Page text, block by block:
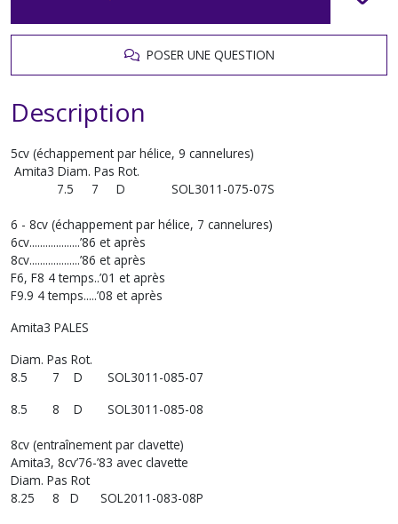
POSER UNE QUESTION
Description
5cv (échappement par hélice, 9 cannelures)
Amita3 Diam. Pas Rot.
7.5 7 D SOL3011-075-07S
6 - 8cv (échappement par hélice, 7 cannelures)
6cv...................’86 et après
8cv...................’86 et après
F6, F8 4 temps..’01 et après
F9.9 4 temps.....’08 et après
Amita3 PALES
Diam. Pas Rot.
8.5 7 D SOL3011-085-07
8.5 8 D SOL3011-085-08
8cv (entraînement par clavette)
Amita3, 8cv’76-’83 avec clavette
Diam. Pas Rot
8.25 8 D SOL2011-083-08P